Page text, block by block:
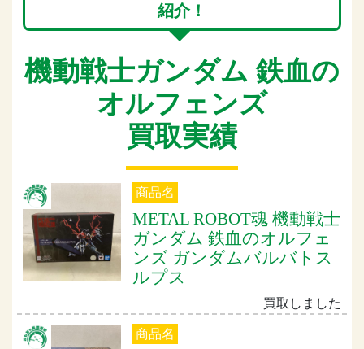
紹介！
機動戦士ガンダム 鉄血の
オルフェンズ
買取実績
商品名
METAL ROBOT魂 機動戦士
ガンダム 鉄血のオルフェ
ンズ ガンダムバルバトス
ルプス
買取しました
商品名